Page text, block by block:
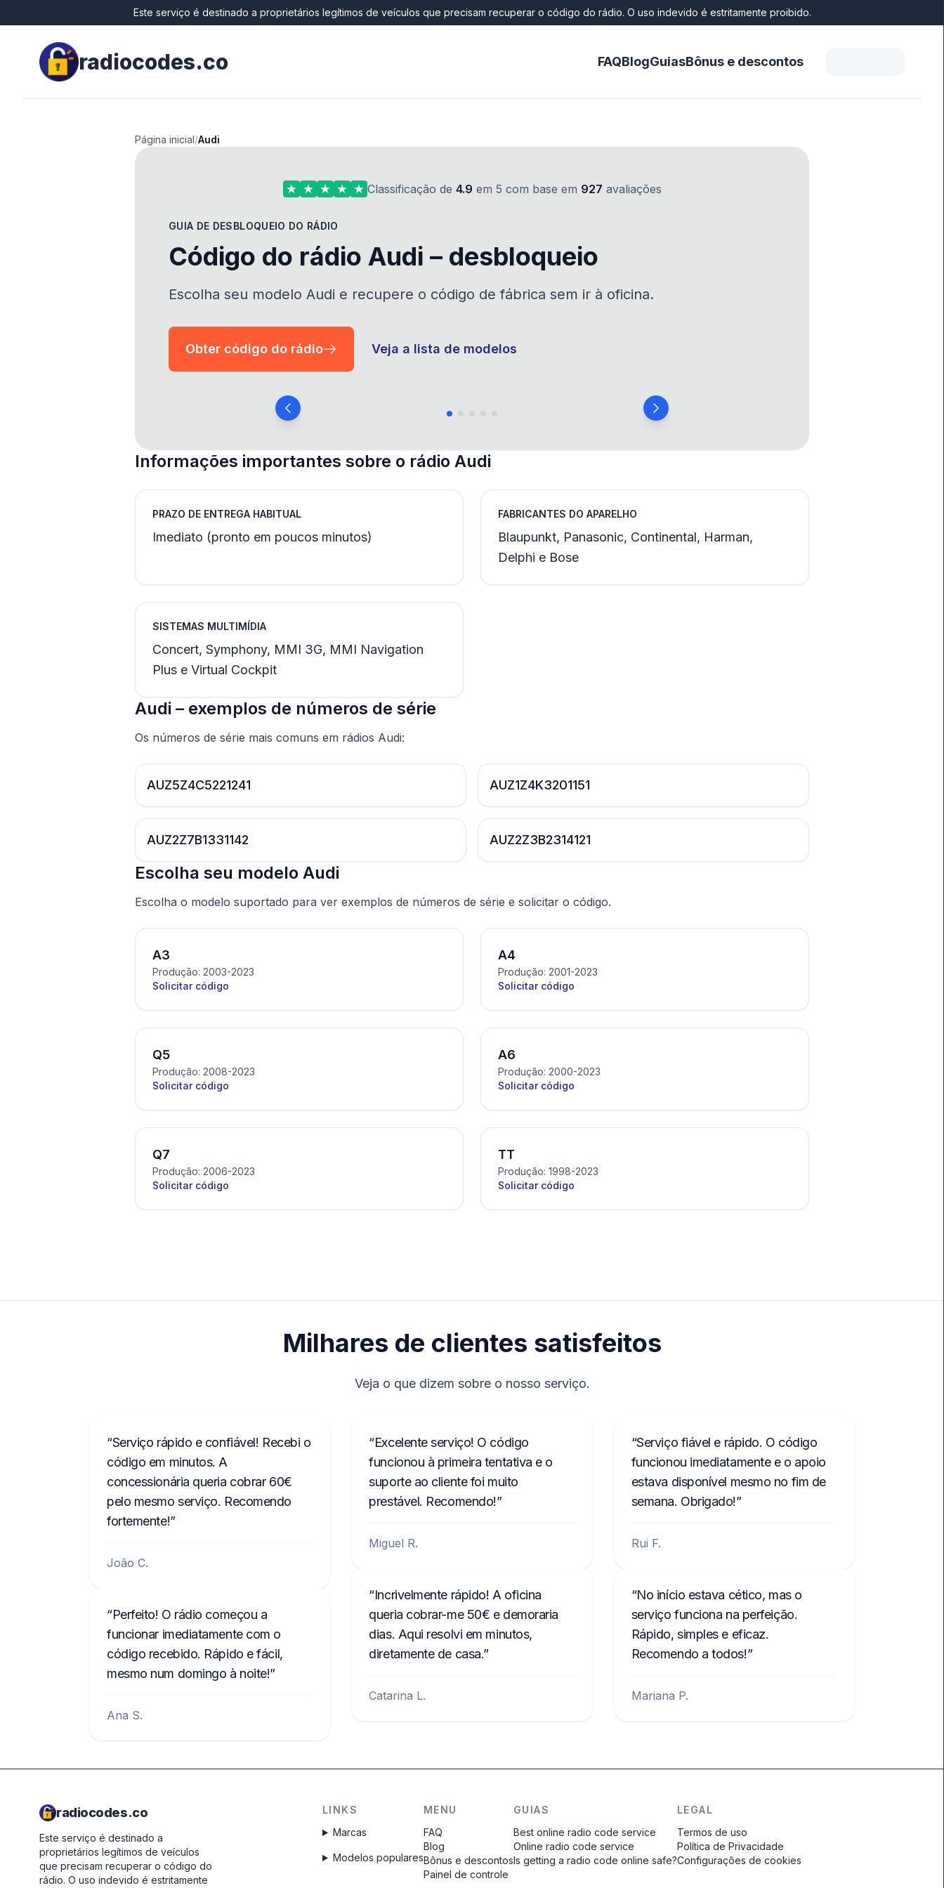
Este serviço é destinado a proprietários legítimos de veículos que precisam recuperar o código do rádio. O uso indevido é estritamente proibido.
radiocodes.co FAQBlogGuiasBônus e descontos
Página inicial/Audi
Classificação de 4.9 em 5 com base em 927 avaliações
GUIA DE DESBLOQUEIO DO RÁDIO
Código do rádio Audi – desbloqueio
Escolha seu modelo Audi e recupere o código de fábrica sem ir à oficina.
Obter código do rádio Veja a lista de modelos
Informações importantes sobre o rádio Audi
PRAZO DE ENTREGA HABITUAL
Imediato (pronto em poucos minutos)
FABRICANTES DO APARELHO
Blaupunkt, Panasonic, Continental, Harman,
Delphi e Bose
SISTEMAS MULTIMÍDIA
Concert, Symphony, MMI 3G, MMI Navigation
Plus e Virtual Cockpit
Audi – exemplos de números de série
Os números de série mais comuns em rádios Audi:
AUZ5Z4C5221241 AUZ1Z4K3201151
AUZ2Z7B1331142 AUZ2Z3B2314121
Escolha seu modelo Audi
Escolha o modelo suportado para ver exemplos de números de série e solicitar o código.
A3
Produção: 2003-2023
Solicitar código
A4
Produção: 2001-2023
Solicitar código
Q5
Produção: 2008-2023
Solicitar código
A6
Produção: 2000-2023
Solicitar código
Q7
Produção: 2006-2023
Solicitar código
TT
Produção: 1998-2023
Solicitar código
Milhares de clientes satisfeitos
Veja o que dizem sobre o nosso serviço.
Serviço rápido e confiável! Recebi o
código em minutos. A
concessionária queria cobrar 60€
pelo mesmo serviço. Recomendo
fortemente!
João C.
Perfeito! O rádio começou a
funcionar imediatamente com o
código recebido. Rápido e fácil,
mesmo num domingo à noite!
Ana S.
Excelente serviço! O código
funcionou à primeira tentativa e o
suporte ao cliente foi muito
prestável. Recomendo!
Miguel R.
Incrivelmente rápido! A oficina
queria cobrar-me 50€ e demoraria
dias. Aqui resolvi em minutos,
diretamente de casa.
Catarina L.
Serviço fiável e rápido. O código
funcionou imediatamente e o apoio
estava disponível mesmo no fim de
semana. Obrigado!
Rui F.
No início estava cético, mas o
serviço funciona na perfeição.
Rápido, simples e eficaz.
Recomendo a todos!
Mariana P.
radiocodes.co
Este serviço é destinado a
proprietários legítimos de veículos
que precisam recuperar o código do
rádio. O uso indevido é estritamente
LINKS
Marcas
Modelos populares
MENU
FAQ
Blog
Bônus e descontos
Painel de controle
GUIAS
Best online radio code service
Online radio code service
Is getting a radio code online safe?
LEGAL
Termos de uso
Política de Privacidade
Configurações de cookies